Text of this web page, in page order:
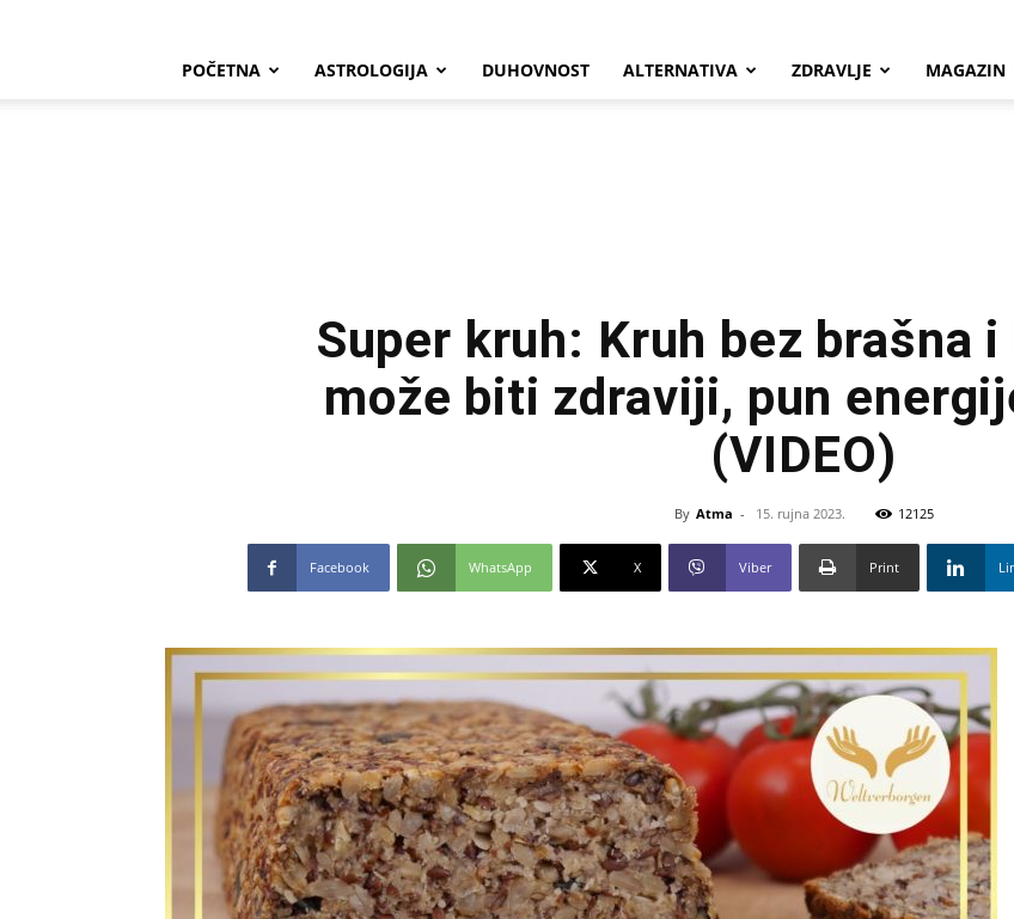
POČETNA ASTROLOGIJA DUHOVNOST ALTERNATIVA ZDRAVLJE MAGAZIN
Super kruh: Kruh bez brašna
može biti zdraviji, pun
(VIDEO)
By Atma - 15. rujna 2023. 12125
Facebook WhatsApp X Viber Print